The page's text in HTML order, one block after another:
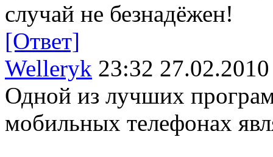
случай не безнадёжен!
[Ответ]
Welleryk 23:32 27.02.2010
Одной из лучших
мобильных телефонах